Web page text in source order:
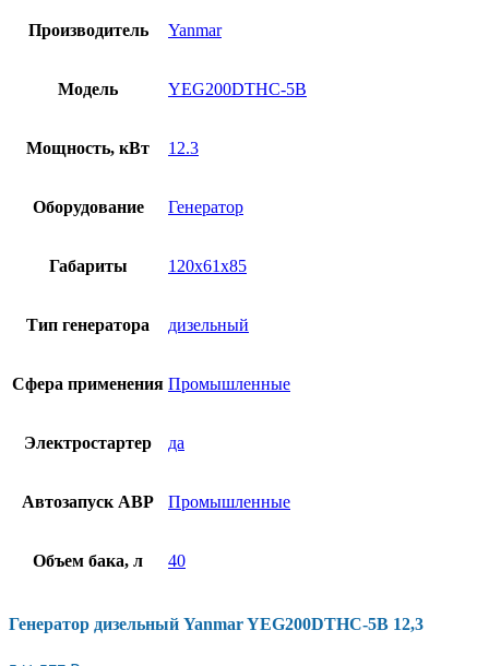
Производитель Yanmar
Модель YEG200DTHC-5B
Мощность, кВт 12.3
Оборудование Генератор
Габариты 120x61x85
Тип генератора дизельный
Сфера применения Промышленные
Электростартер да
Автозапуск АВР Промышленные
Объем бака, л 40
Генератор дизельный Yanmar YEG200DTHC-5B 12,3